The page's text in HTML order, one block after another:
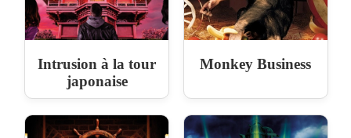
Intrusion à la tour
japonaise
Monkey Business